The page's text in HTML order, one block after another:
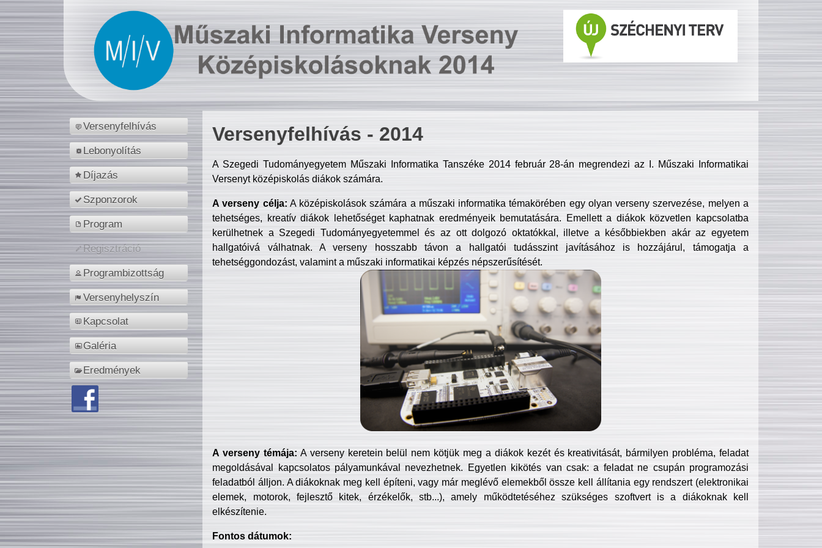
Versenyfelhívás
Lebonyolítás
Díjazás
Szponzorok
Program
Regisztráció
Programbizottság
Versenyhelyszín
Kapcsolat
Galéria
Eredmények
Versenyfelhívás - 2014
A Szegedi Tudományegyetem Műszaki Informatika Tanszéke 2014 február 28-án megrendezi az I. Műszaki Informatikai
Versenyt középiskolás diákok számára.
A verseny célja: A középiskolások számára a műszaki informatika témakörében egy olyan verseny szervezése, melyen a
tehetséges, kreatív diákok lehetőséget kaphatnak eredményeik bemutatására. Emellett a diákok közvetlen kapcsolatba
kerülhetnek a Szegedi Tudományegyetemmel és az ott dolgozó oktatókkal, illetve a későbbiekben akár az egyetem
hallgatóivá válhatnak. A verseny hosszabb távon a hallgatói tudásszint javításához is hozzájárul, támogatja a
tehetséggondozást, valamint a műszaki informatikai képzés népszerűsítését.
A verseny témája: A verseny keretein belül nem kötjük meg a diákok kezét és kreativitását, bármilyen probléma, feladat
megoldásával kapcsolatos pályamunkával nevezhetnek. Egyetlen kikötés van csak: a feladat ne csupán programozási
feladatból álljon. A diákoknak meg kell építeni, vagy már meglévő elemekből össze kell állítania egy rendszert (elektronikai
elemek, motorok, fejlesztő kitek, érzékelők, stb...), amely működtetéséhez szükséges szoftvert is a diákoknak kell
elkészítenie.
Fontos dátumok: